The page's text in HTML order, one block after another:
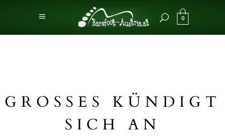
0
GROSSES KÜNDIGT S
ICH AN